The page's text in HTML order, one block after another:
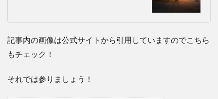
記事内の画像は公式サイトから引用していますのでこちら
もチェック！
それでは参りましょう！